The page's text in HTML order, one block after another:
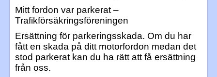
Mitt fordon var parkerat –
Trafikförsäkringsföreningen
Ersättning för parkeringsskada. Om du har
fått en skada på ditt motorfordon medan det
stod parkerat kan du ha rätt att få ersättning
från oss.